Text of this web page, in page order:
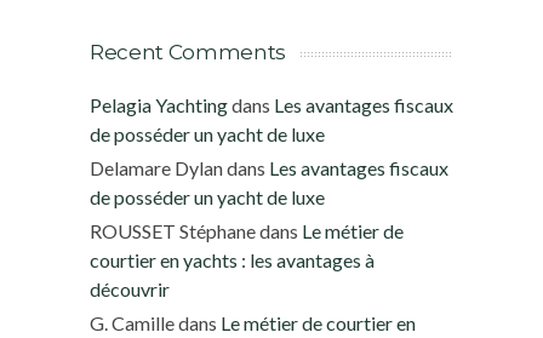
Recent Comments
Pelagia Yachtingdans Les avantages fiscaux
de posséder un yacht de luxe
Delamare Dylandans Les avantages fiscaux
de posséder un yacht de luxe
ROUSSET Stéphanedans Le métier de
courtier en yachts : les avantages à
découvrir
G. Camilledans Le métier de courtier en